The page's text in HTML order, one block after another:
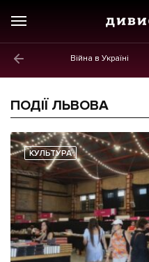
Війна в Україні
Новини
Політика
Економіка
Бізнес
Життя
Культура
ПОДІЇ ЛЬВОВА
КУЛЬТУРА